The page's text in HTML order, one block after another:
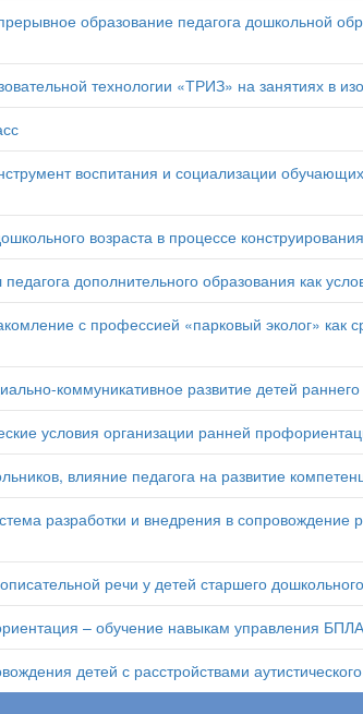
образование педагога дошкольной
технологии «ТРИЗ» на занятиях в
воспитания и социализации
возраста в процессе
дополнительного образования как
с профессией «парковый эколог» как
коммуникативное развитие детей
условия организации ранней
влияние педагога на развитие
разработки и внедрения в сопровождение
речи у детей старшего
– обучение навыкам управления
детей с расстройствами